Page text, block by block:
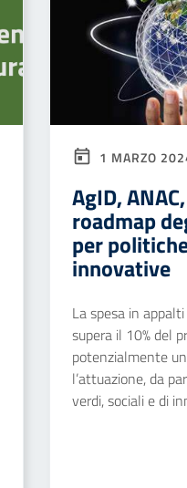
1 MARZO
AgID,
roadmap
per
innovative
La spesa in
supera il 10% del
potenzialmente
l’attuazione, da
verdi, sociali e di